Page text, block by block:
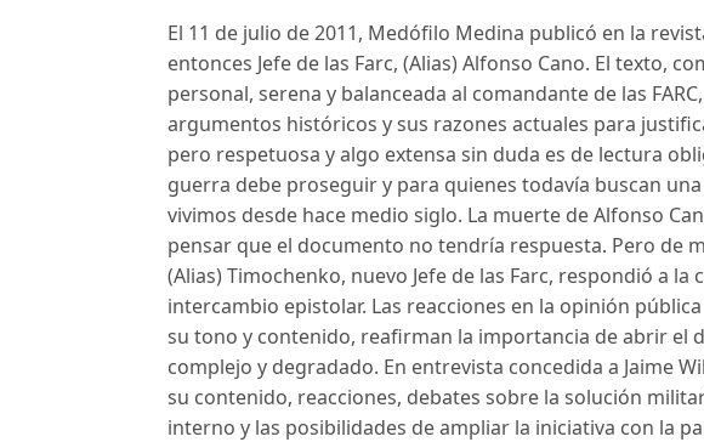
El 11 de julio de 2011, Medófilo Medina publicó en la
entonces Jefe de las Farc, (Alias) Alfonso Cano. El texto,
personal, serena y balanceada al comandante de las
argumentos históricos y sus razones actuales para
pero respetuosa y algo extensa sin duda es de lectura
guerra debe proseguir y para quienes todavía buscan
vivimos desde hace medio siglo. La muerte de Alfonso
pensar que el documento no tendría respuesta. Pero de
(Alias) Timochenko, nuevo Jefe de las Farc, respondió a
intercambio epistolar. Las reacciones en la opinión
su tono y contenido, reafirman la importancia de abrir el
complejo y degradado. En entrevista concedida a Jaime
su contenido, reacciones, debates sobre la solución
interno y las posibilidades de ampliar la iniciativa con la